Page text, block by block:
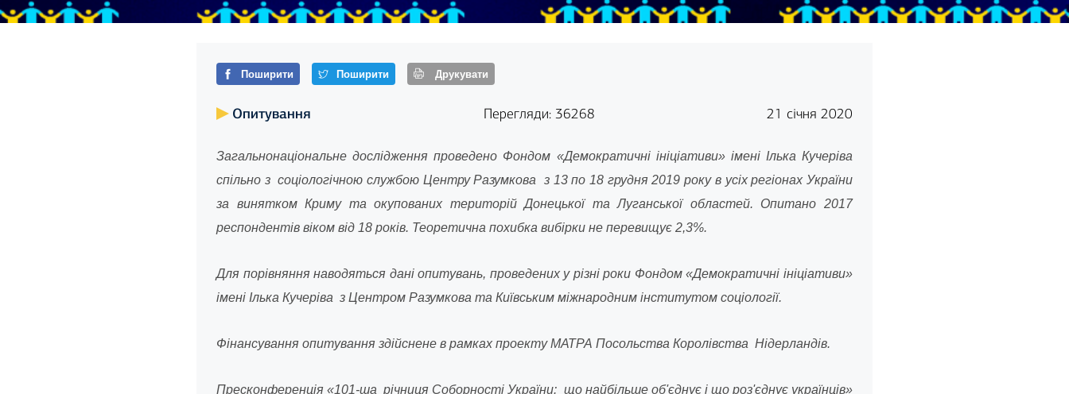
Поширити Поширити Друкувати
Опитування Перегляди: 36268 21 січня 2020
Загальнонаціональне дослідження проведено Фондом «Демократичні ініціативи» імені Ілька Кучеріва
спільно з соціологічною службою Центру Разумкова з 13 по 18 грудня 2019 року в усіх регіонах України
за винятком Криму та окупованих територій Донецької та Луганської областей. Опитано 2017
респондентів віком від 18 років. Теоретична похибка вибірки не перевищує 2,3%.
Для порівняння наводяться дані опитувань, проведених у різні роки Фондом «Демократичні ініціативи»
імені Ілька Кучеріва з Центром Разумкова та Київським міжнародним інститутом соціології.
Фінансування опитування здійснене в рамках проекту МАТРА Посольства Королівства Нідерландів.
Пресконференція «101-ша річниця Соборності України: що найбільше об'єднує і що роз'єднує українців»